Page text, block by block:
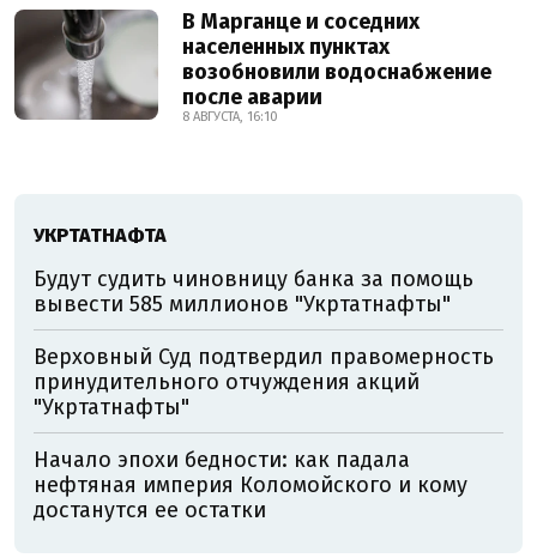
В Марганце и соседних
населенных пунктах
возобновили водоснабжение
после аварии
8 АВГУСТА, 16:10
УКРТАТНАФТА
Будут судить чиновницу банка за помощь
вывести 585 миллионов "Укртатнафты"
Верховный Суд подтвердил правомерность
принудительного отчуждения акций
"Укртатнафты"
Начало эпохи бедности: как падала
нефтяная империя Коломойского и кому
достанутся ее остатки